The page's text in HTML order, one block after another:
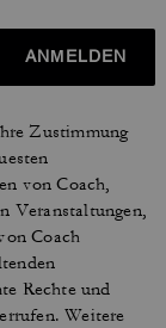
ANMELDEN
Zustimmung
von Coach,
Veranstaltungen,
Coach
Rechte und
Weitere